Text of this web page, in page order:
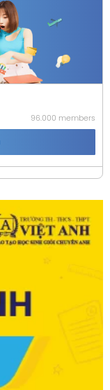
96.000 members